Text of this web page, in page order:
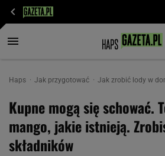
Haps Jak przygotować Jak zrobić lody w
Kupne mogą się schować.
mango, jakie istnieją.
składników